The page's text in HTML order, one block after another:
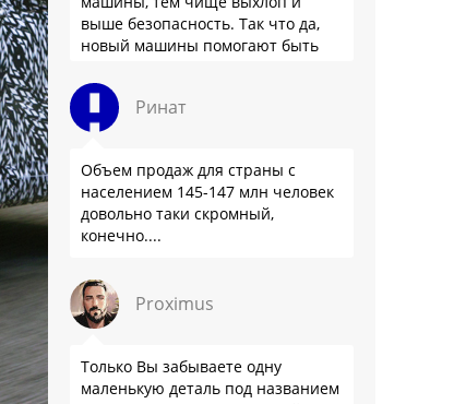
выше безопасность. Так что да,
новый машины помогают быть
Ринат
Объем продаж для страны с
населением 145-147 млн человек
довольно таки скромный,
конечно....
Proximus
Только Вы забываете одну
маленькую деталь под названием